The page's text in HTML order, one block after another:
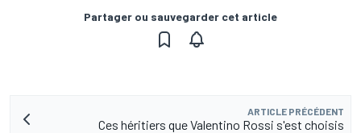
Partager ou sauvegarder cet article
ARTICLE PRÉCÉDENT
Ces héritiers que Valentino Rossi s'est choisis